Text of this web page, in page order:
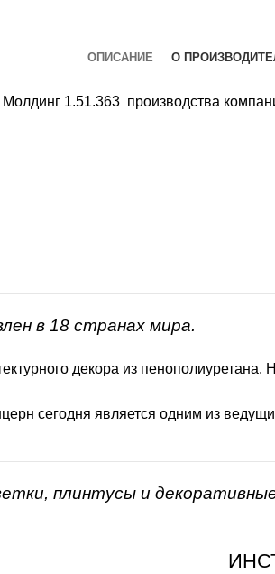
ОПИСАНИЕ О
Молдинг 1.51.363 производства
в 18 странах мира.
декора из
сегодня является одним из
плинтусы и